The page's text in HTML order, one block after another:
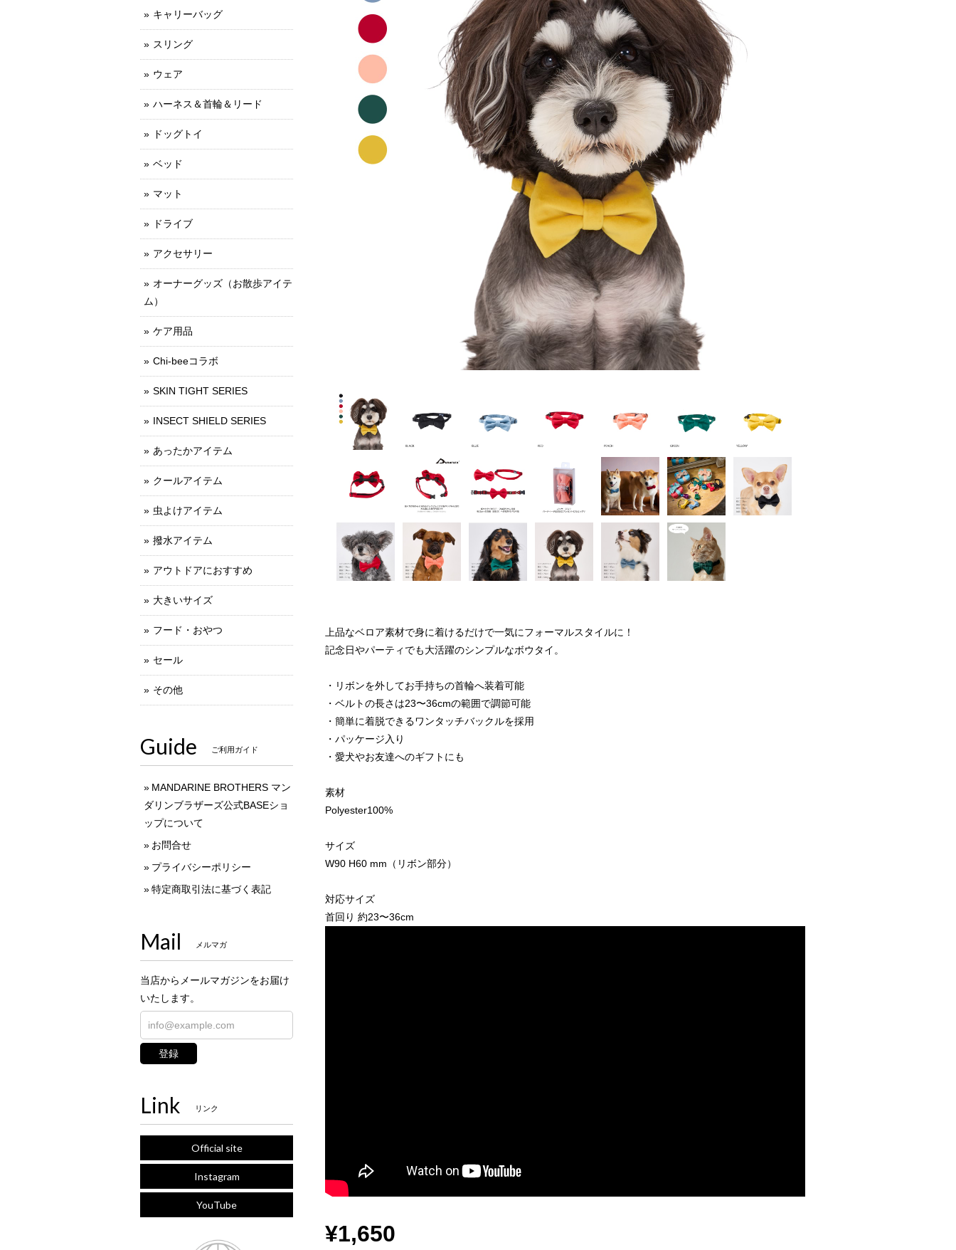
上品なベロア素材で身に着けるだけで一気にフォーマルスタイルに！
記念日やパーティでも大活躍のシンプルなボウタイ。
・リボンを外してお手持ちの首輪へ装着可能
・ベルトの長さは23〜36cmの範囲で調節可能
・簡単に着脱できるワンタッチバックルを採用
・パッケージ入り
・愛犬やお友達へのギフトにも
素材
Polyester100%
サイズ
W90 H60 mm（リボン部分）
対応サイズ
首回り 約23〜36cm
¥1,650
キャリーバッグ
スリング
ウェア
ハーネス＆首輪＆リード
ドッグトイ
ベッド
マット
ドライブ
アクセサリー
オーナーグッズ（お散歩アイテ
ム）
ケア用品
Chi-beeコラボ
SKIN TIGHT SERIES
INSECT SHIELD SERIES
あったかアイテム
クールアイテム
虫よけアイテム
撥水アイテム
アウトドアにおすすめ
大きいサイズ
フード・おやつ
セール
その他
Guide ご利用ガイド
MANDARINE BROTHERS マン
ダリンブラザーズ公式BASEショ
ップについて
お問合せ
プライバシーポリシー
特定商取引法に基づく表記
Mail メルマガ
当店からメールマガジンをお届け
いたします。
登録
Link リンク
Official site
Instagram
YouTube